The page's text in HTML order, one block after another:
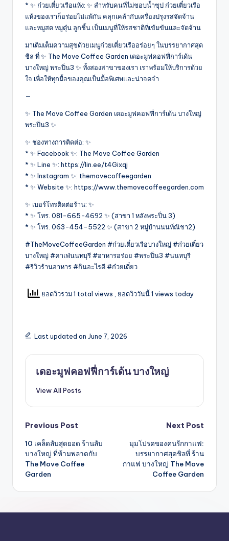
* ✨ ก๋วยเตี๋ยวเรือแห้ง: ✨ สำหรับคนที่ไม่ชอบน้ำซุป ก๋วยเตี๋ยวเรือ
แห้งของเราก็อร่อยไม่แพ้กัน คลุกเคล้ากับเครื่องปรุงรสจัดจ้าน
และหมูสด หมูตุ๋น ลูกชิ้น เป็นเมนูที่ให้รสชาติที่เข้มข้นและจัดจ้าน
มาเติมเต็มความสุขด้วยเมนูก๋วยเตี๋ยวเรืออร่อยๆ ในบรรยากาศสุด
ชิล ที่ ✨ The Move Coffee Garden เดอะมูฟคอฟฟี่การ์เด้น
บางใหญ่ พระปิ่น3 ✨ ทั้งสองสาขาของเรา เราพร้อมให้บริการด้วย
ใจ เพื่อให้ทุกมื้อของคุณเป็นมื้อพิเศษและน่าจดจำ
—
✨ The Move Coffee Garden เดอะมูฟคอฟฟี่การ์เด้น บางใหญ่
พระปิ่น3 ✨
✨ ช่องทางการติดต่อ: ✨
* ✨ Facebook ✨: The Move Coffee Garden
* ✨ Line ✨: https://lin.ee/t4Gixqj
* ✨ Instagram ✨: themovecoffeegarden
* ✨ Website ✨: https://www.themovecoffeegarden.com
✨ เบอร์โทรติดต่อร้าน: ✨
* ✨ โทร. 081-665-4692 ✨ (สาขา 1 หลังพระปิ่น 3)
* ✨ โทร. 063-454-5522 ✨ (สาขา 2 หมู่บ้านนนท์ณิชา2)
#TheMoveCoffeeGarden #ก๋วยเตี๋ยวเรือบางใหญ่ #ก๋วยเตี๋ยว
บางใหญ่ #คาเฟ่นนทบุรี #อาหารอร่อย #พระปิ่น3 #นนทบุรี
#รีวิวร้านอาหาร #กินอะไรดี #ก๋วยเตี๋ยว
ยอดวิวรวม 1 total views , ยอดวิววันนี้ 1 views today
Last updated on June 7, 2026
เดอะมูฟคอฟฟี่การ์เด้น บางใหญ่
View All Posts
Post
navigation
Previous Post
10 เคล็ดลับสุดยอด ร้านลับ
บางใหญ่ ที่ห้ามพลาดกับ
The Move Coffee
Garden
Next Post
มุมโปรดของคนรักกาแฟ:
บรรยากาศสุดชิลที่ ร้าน
กาแฟ บางใหญ่ The Move
Coffee Garden